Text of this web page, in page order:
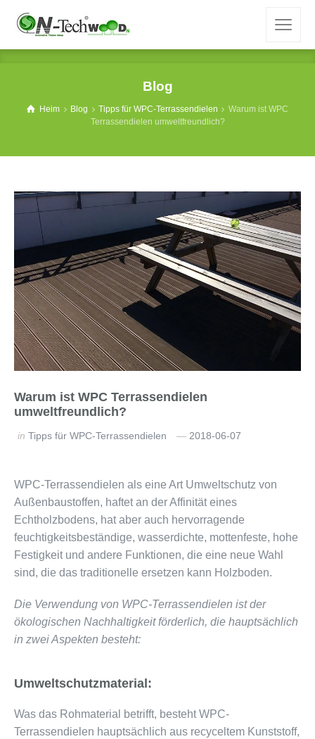
Blog
Heim Blog Tipps für WPC-Terrassendielen
Warum ist WPC
Terrassendielen umweltfreundlich?
Warum ist WPC Terrassendielen
umweltfreundlich?
in Tipps für WPC-Terrassendielen 2018-06-07
WPC-Terrassendielen als eine Art Umweltschutz von
Außenbaustoffen, haftet an der Affinität eines
Echtholzbodens, hat aber auch hervorragende
feuchtigkeitsbeständige, wasserdichte, mottenfeste, hohe
Festigkeit und andere Funktionen, die eine neue Wahl
sind, die das traditionelle ersetzen kann Holzboden.
Die Verwendung von WPC-Terrassendielen ist der
ökologischen Nachhaltigkeit förderlich, die hauptsächlich
in zwei Aspekten besteht:
Umweltschutzmaterial:
Was das Rohmaterial betrifft, besteht WPC-
Terrassendielen hauptsächlich aus recyceltem Kunststoff,